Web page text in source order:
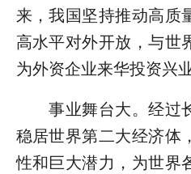
来，我国坚持推动高质
高水平对外开放，与世
为外资企业来华投资兴
事业舞台大。经过
稳居世界第二大经济体
性和巨大潜力，为世界